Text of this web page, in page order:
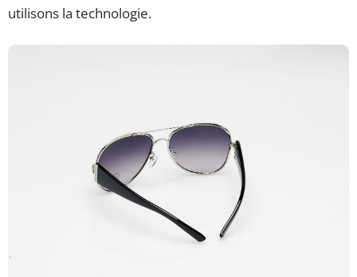
utilisons la technologie.